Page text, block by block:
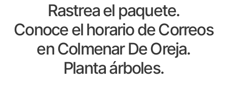
Rastrea el paquete.
Conoce el horario de Correos
en Colmenar De Oreja.
Planta árboles.